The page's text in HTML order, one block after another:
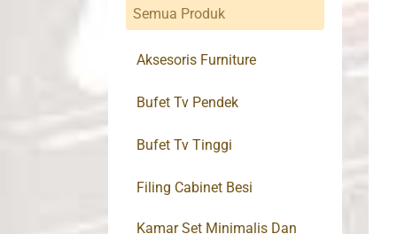
Semua Produk
Aksesoris Furniture
Bufet Tv Pendek
Bufet Tv Tinggi
Filing Cabinet Besi
Kamar Set Minimalis Dan